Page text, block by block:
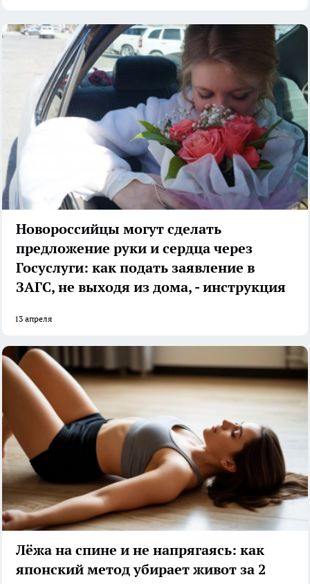
Новороссийцы могут сделать
предложение руки и сердца через
Госуслуги: как подать заявление в
ЗАГС, не выходя из дома, - инструкция
13 апреля
Лёжа на спине и не напрягаясь: как
японский метод убирает живот за 2